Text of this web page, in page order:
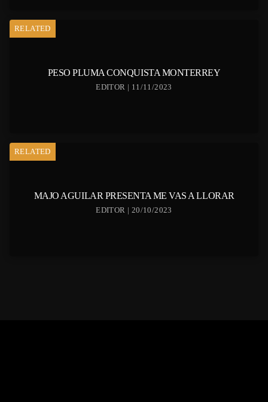
RELATED
PESO PLUMA CONQUISTA MONTERREY
EDITOR | 11/11/2023
RELATED
MAJO AGUILAR PRESENTA ME VAS A LLORAR
EDITOR | 20/10/2023